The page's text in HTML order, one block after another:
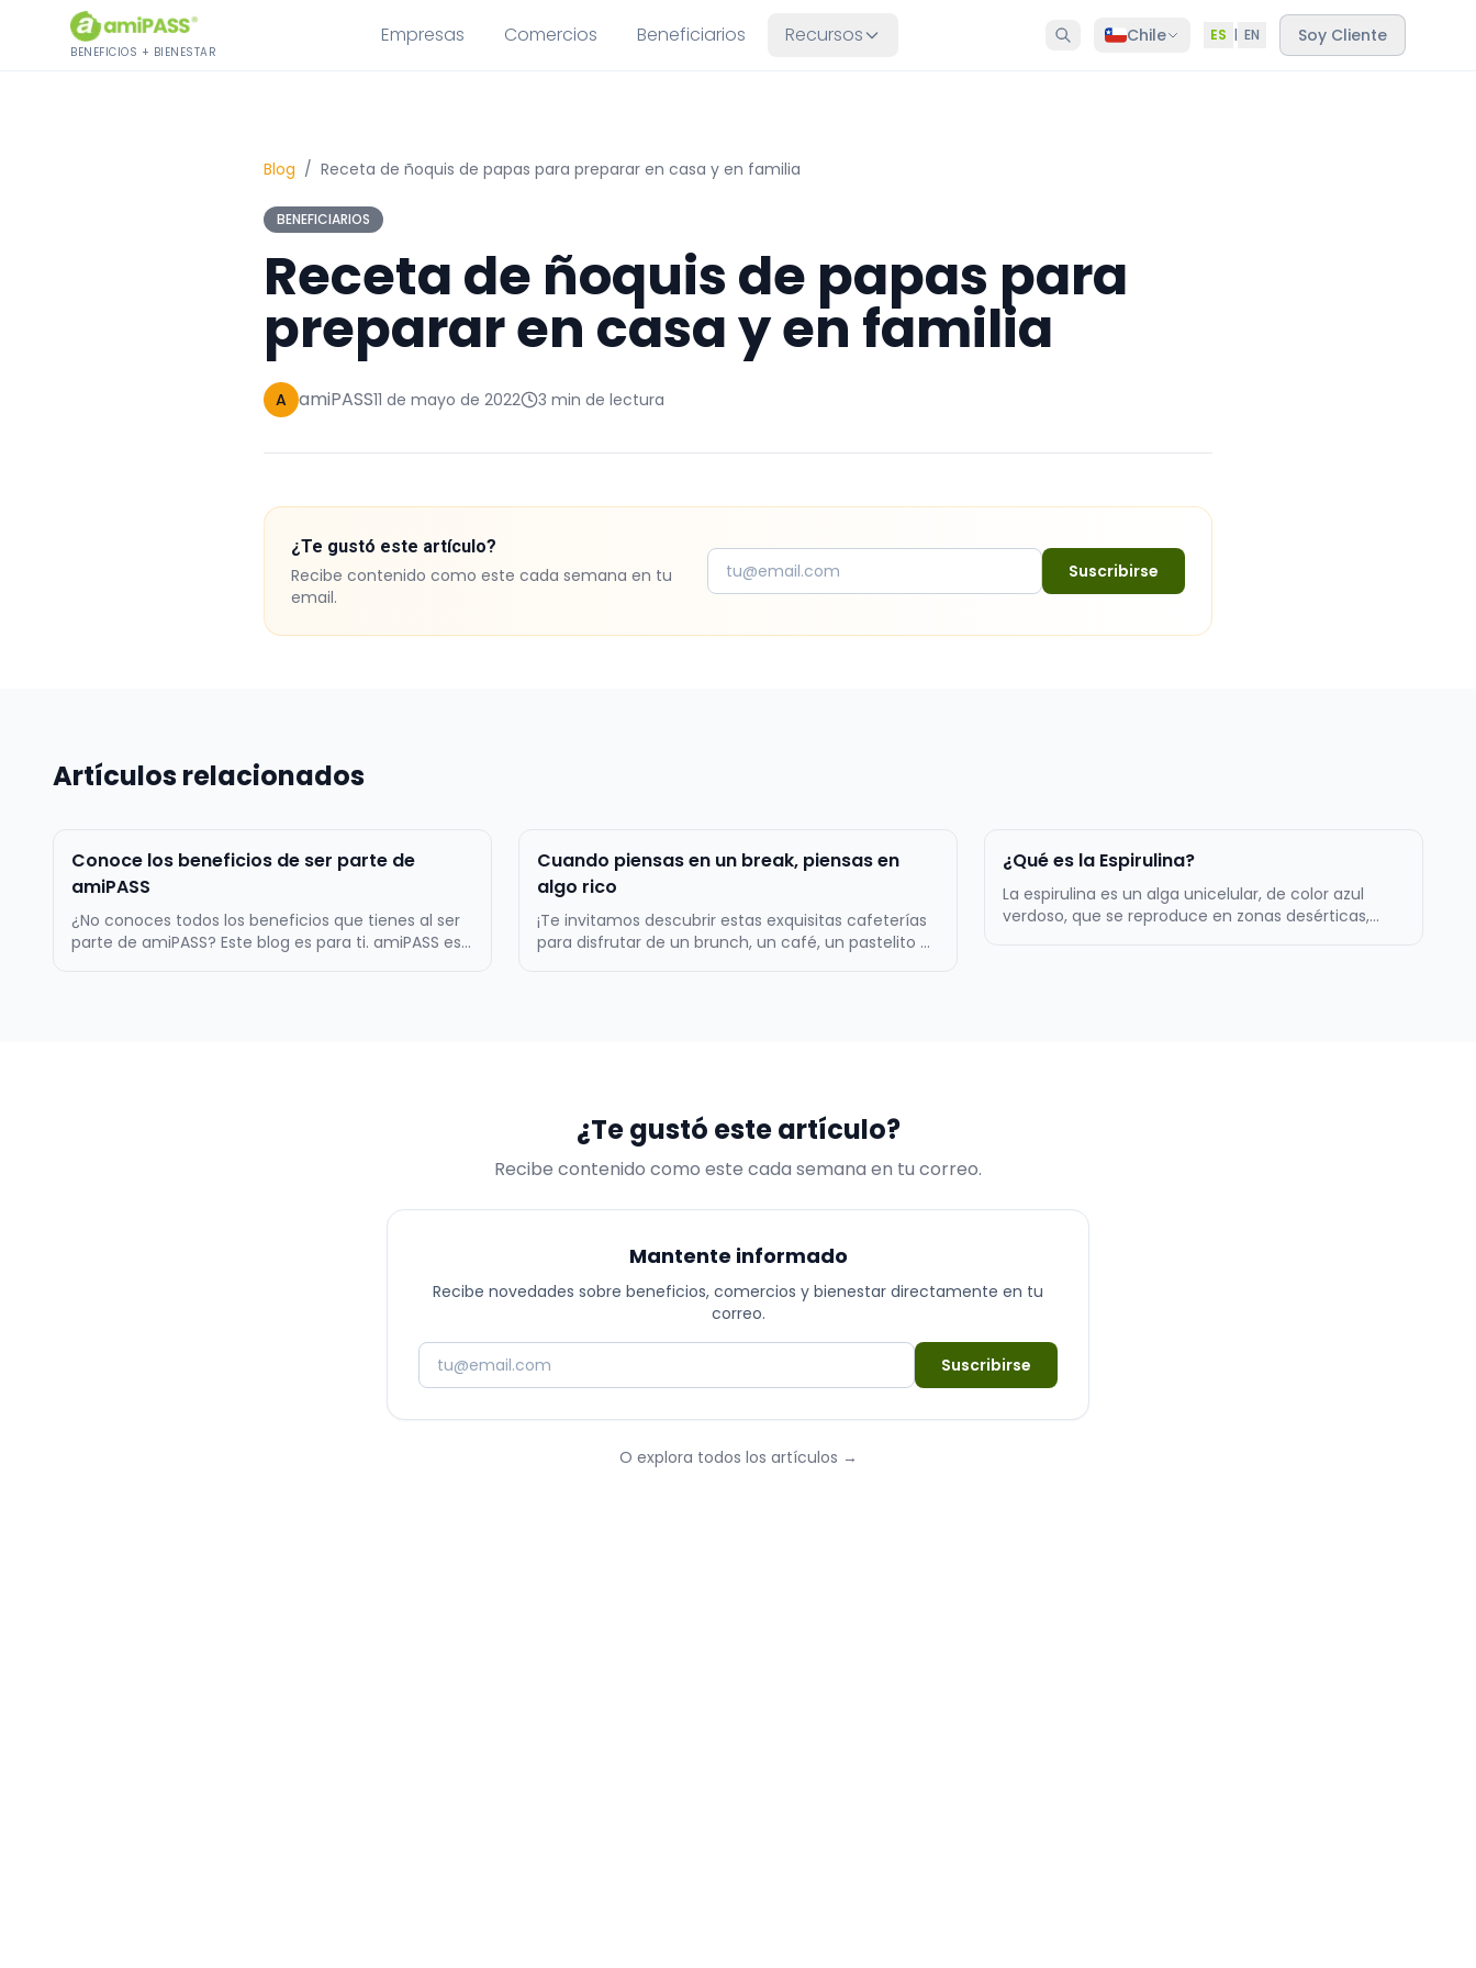
Saltar al contenido
BENEFICIOS + BIENESTAR
Empresas Comercios Beneficiarios Recursos Chile ES | EN Soy Cliente
Blog / Receta de ñoquis de papas para preparar en casa y en familia
BENEFICIARIOS
Receta de ñoquis de papas para
preparar en casa y en familia
A amiPASS11 de mayo de 2022 3 min de lectura
¿Te gustó este artículo?
Recibe contenido como este cada semana en tu
email.
Suscribirse
Artículos relacionados
Conoce los beneficios de ser parte de
amiPASS
¿No conoces todos los beneficios que tienes al ser
parte de amiPASS? Este blog es para ti. amiPASS es
Cuando piensas en un break, piensas en
algo rico
¡Te invitamos descubrir estas exquisitas cafeterías
para disfrutar de un brunch, un café, un pastelito o
¿Qué es la Espirulina?
La espirulina es un alga unicelular, de color azul
verdoso, que se reproduce en zonas desérticas,
¿Te gustó este artículo?
Recibe contenido como este cada semana en tu correo.
Mantente informado
Recibe novedades sobre beneficios, comercios y bienestar directamente en tu
correo.
Suscribirse
O explora todos los artículos →